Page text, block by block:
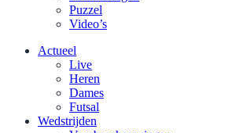
Puzzel
Video’s
Actueel
Live
Heren
Dames
Futsal
Wedstrijden